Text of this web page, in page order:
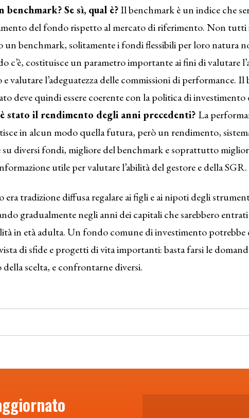
benchmark? Se sì, qual è?Il benchmark è un indice che
del fondo rispetto al mercato di riferimento. Non
un benchmark, solitamente i fondi flessibili per loro natura
c’è, costituisce un parametro importante ai fini di valutare
valutare l’adeguatezza delle commissioni di performance. Il
deve quindi essere coerente con la politica di
stato il rendimento degli anni precedenti? La
in alcun modo quella futura, però un rendimento,
su diversi fondi, migliore del benchmark e soprattutto
utile per valutare l’abilità del gestore e della SGR.
era tradizione diffusa regalare ai figli e ai nipoti degli
gradualmente negli anni dei capitali che sarebbero
in età adulta. Un fondo comune di investimento
di sfide e progetti di vita importanti: basta farsi le
scelta, e confrontarne diversi.